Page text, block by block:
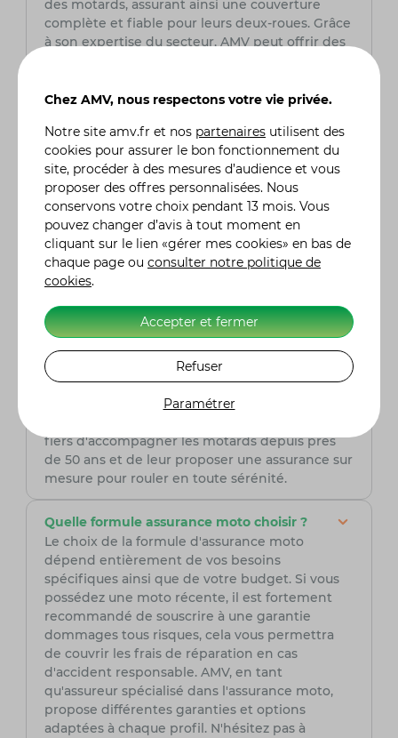
des motards, assurant ainsi une couverture
complète et fiable pour leurs deux-roues. Grâce
à son expertise du secteur, AMV peut offrir des
motocyclistes tout au long de leurs aventures
Quel est le prix d'une assurance moto ?
Le coût d'une assurance moto chez AMV
intègre plusieurs facteurs tels que le modèle de
la moto, l'expérience du conducteur (permis,
sinistres, bonus), le lieu de stationnement
habituel et le niveau de garanties désiré. Chez
AMV, nous offrons des tarifs compétitifs
adaptés à chaque profil de conducteur et à
chaque type de moto. Nos conseillers
spécialisés sont là pour vous aider à choisir la
couverture qui répond le mieux à vos besoins
et à votre budget. N'hésitez pas à nous
contacter pour obtenir un devis personnalisé et
découvrez comment nous pouvons protéger au
fiers d'accompagner les motards depuis près
de 50 ans et de leur proposer une assurance sur
mesure pour rouler en toute sérénité.
Quelle formule assurance moto choisir ?
Le choix de la formule d'assurance moto
dépend entièrement de vos besoins
spécifiques ainsi que de votre budget. Si vous
possédez une moto récente, il est fortement
recommandé de souscrire à une garantie
dommages tous risques, cela vous permettra
de couvrir les frais de réparation en cas
d'accident responsable. AMV, en tant
qu'assureur spécialisé dans l'assurance moto,
propose différentes garanties et options
adaptées à chaque profil. N'hésitez pas à
Chez AMV, nous respectons votre vie privée.
Notre site amv.fr et nos partenaires utilisent des
cookies pour assurer le bon fonctionnement du
site, procéder à des mesures d’audience et vous
proposer des offres personnalisées. Nous
conservons votre choix pendant 13 mois. Vous
pouvez changer d’avis à tout moment en
cliquant sur le lien «gérer mes cookies» en bas de
chaque page ou consulter notre politique de
cookies.
Accepter et fermer
Refuser
Paramétrer